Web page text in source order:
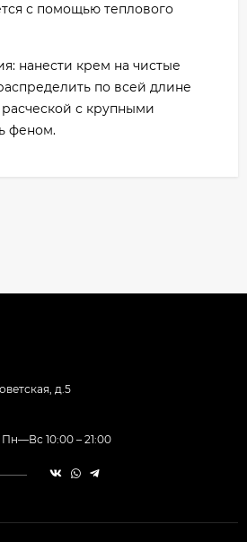
с помощью теплового
нанести крем на чистые
по всей длине
с крупными
феном.
д.5
Пн—Вс 10:00 – 21:00